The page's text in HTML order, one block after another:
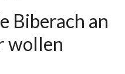
Biberach an
wollen